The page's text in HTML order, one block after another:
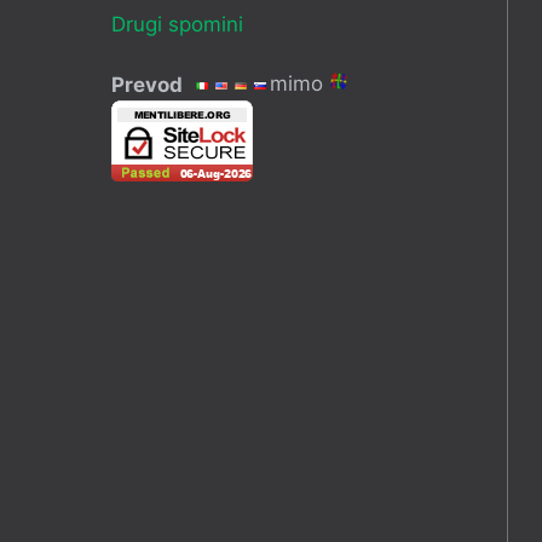
Drugi spomini
Prevod mimo